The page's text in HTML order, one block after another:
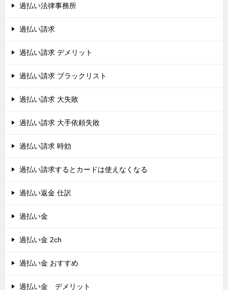
過払い法律事務所
過払い請求
過払い請求 デメリット
過払い請求 ブラックリスト
過払い請求 大失敗
過払い請求 大手依頼失敗
過払い請求 時効
過払い請求するとカードは使えなくなる
過払い返金 仕訳
過払い金
過払い金 2ch
過払い金 おすすめ
過払い金 デメリット